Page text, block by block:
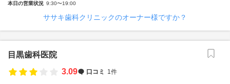
本日の営業状況 9:30〜19:00
ササキ歯科クリニックのオーナー様ですか？
目黒歯科医院
3.09
口コミ 1件